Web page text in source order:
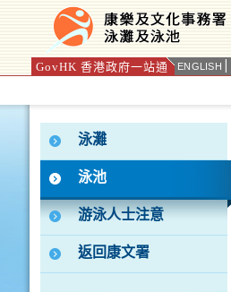
GovHK 香港政府一站通 ENGLISH
按“Tab”進入菜單
泳灘
泳池
游泳人士注意
返回康文署